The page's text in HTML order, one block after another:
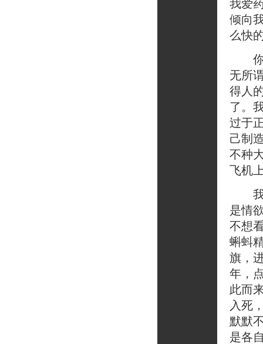
我爱
倾向
么快
你
无所
得人
了。
过于
己制
不种
飞机
我
是情
不想
蝌蚪
旗，
年，
此而
入死
默默
是各